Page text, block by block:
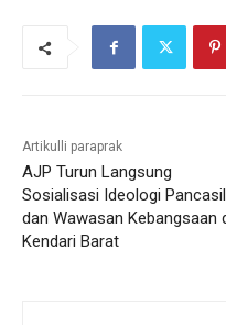
Artikulli paraprak
AJP Turun Langsung
Sosialisasi Ideologi
dan Wawasan Kebangsaan
Kendari Barat